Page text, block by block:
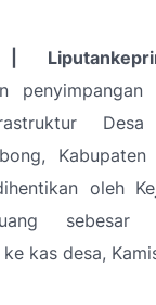
|
penyimpangan
Desa
oleh
sebesar
kas desa,